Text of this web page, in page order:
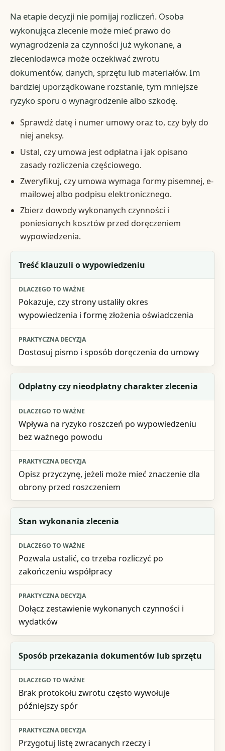
Na etapie decyzji nie pomijaj rozliczeń. Osoba
wykonująca zlecenie może mieć prawo do
wynagrodzenia za czynności już wykonane, a
zleceniodawca może oczekiwać zwrotu
dokumentów, danych, sprzętu lub materiałów. Im
bardziej uporządkowane rozstanie, tym mniejsze
ryzyko sporu o wynagrodzenie albo szkodę.
Sprawdź datę i numer umowy oraz to, czy były do
niej aneksy.
Ustal, czy umowa jest odpłatna i jak opisano
zasady rozliczenia częściowego.
Zweryfikuj, czy umowa wymaga formy pisemnej, e-
mailowej albo podpisu elektronicznego.
Zbierz dowody wykonanych czynności i
poniesionych kosztów przed doręczeniem
wypowiedzenia.
Co sprawdzić
Dlaczego to ważne
Praktyczna decyzja
Treść klauzuli o wypowiedzeniu
Pokazuje, czy strony ustaliły okres
wypowiedzenia i formę złożenia oświadczenia
Dostosuj pismo i sposób doręczenia do umowy
Odpłatny czy nieodpłatny charakter zlecenia
Wpływa na ryzyko roszczeń po wypowiedzeniu
bez ważnego powodu
Opisz przyczynę, jeżeli może mieć znaczenie dla
obrony przed roszczeniem
Stan wykonania zlecenia
Pozwala ustalić, co trzeba rozliczyć po
zakończeniu współpracy
Dołącz zestawienie wykonanych czynności i
wydatków
Sposób przekazania dokumentów lub sprzętu
Brak protokołu zwrotu często wywołuje
późniejszy spór
Przygotuj listę zwracanych rzeczy i